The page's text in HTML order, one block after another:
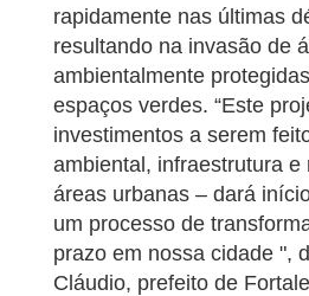
rapidamente nas últimas
resultando na invasão de
ambientalmente
espaços verdes. “Este
investimentos a serem
ambiental, infraestrutura e
áreas urbanas – dará
um processo de
prazo em nossa cidade ",
Cláudio, prefeito de